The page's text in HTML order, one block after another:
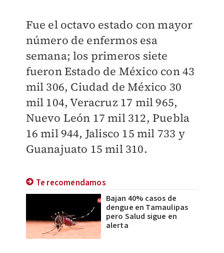
Fue el octavo estado con mayor
número de enfermos esa
semana; los primeros siete
fueron Estado de México con 43
mil 306, Ciudad de México 30
mil 104, Veracruz 17 mil 965,
Nuevo León 17 mil 312, Puebla
16 mil 944, Jalisco 15 mil 733 y
Guanajuato 15 mil 310.
Te recomendamos
Bajan 40% casos de
dengue en Tamaulipas
pero Salud sigue en
alerta